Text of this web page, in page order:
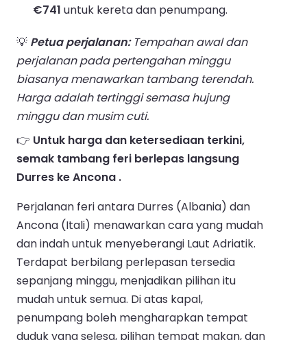
€741 untuk kereta dan penumpang.
💡 Petua perjalanan:Tempahan awal dan
perjalanan pada pertengahan minggu
biasanya menawarkan tambang terendah.
Harga adalah tertinggi semasa hujung
minggu dan musim cuti.
👉 Untuk harga dan ketersediaan terkini,
semak tambang feri berlepas langsung
Durres ke Ancona .
Perjalanan feri antara Durres (Albania) dan
Ancona (Itali) menawarkan cara yang mudah
dan indah untuk menyeberangi Laut Adriatik.
Terdapat berbilang perlepasan tersedia
sepanjang minggu, menjadikan pilihan itu
mudah untuk semua. Di atas kapal,
penumpang boleh mengharapkan tempat
duduk yang selesa, pilihan tempat makan, dan